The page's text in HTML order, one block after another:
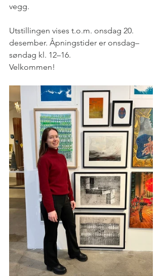
vegg.
Utstillingen vises t.o.m. onsdag 20.
desember. Åpningstider er onsdag–
søndag kl. 12–16.
Velkommen!